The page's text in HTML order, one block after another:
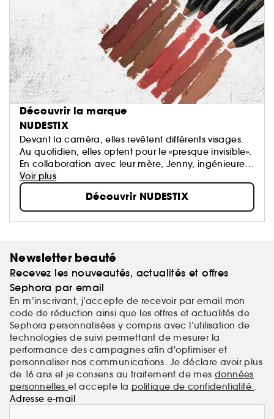
Découvrir la marque
NUDESTIX
Devant la caméra, elles revêtent différents visages.
Au quotidien, elles optent pour le «presque invisible».
En collaboration avec leur mère, Jenny, ingénieure
chimiste cumulant 20 ans d’expérience dans le
domaine des produits cosmétiques...
Voir plus
Découvrir NUDESTIX
Newsletter beauté
Recevez les nouveautés, actualités et offres
Sephora par email
En m’inscrivant, j’accepte de recevoir par email mon
code de réduction ainsi que les offres et actualités de
Sephora personnalisées y compris avec l’utilisation de
technologies de suivi permettant de mesurer la
performance des campagnes afin d'optimiser et
personnaliser nos communications. Je déclare avoir plus
de 16 ans et je consens au traitement de mes données
personnelleset accepte la politique de confidentialité
Adresse e-mail